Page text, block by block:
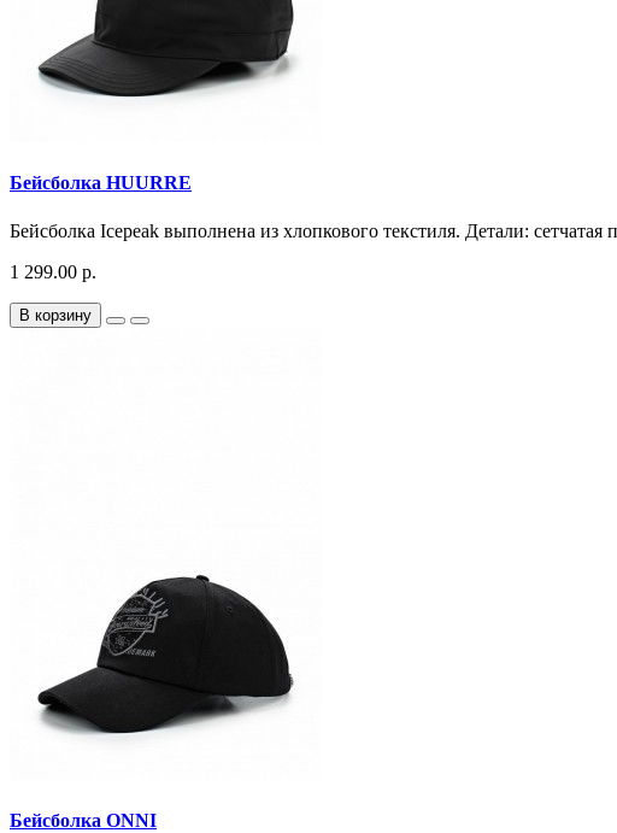
Бейсболка HUURRE
Бейсболка Icepeak выполнена из хлопкового текстиля. Детали: сетчатая
1 299.00 р.
В корзину
Бейсболка ONNI